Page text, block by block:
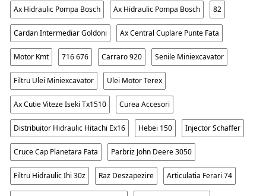
Ax Hidraulic Pompa Bosch Ax Hidraulic Pompa Bosch 82
Cardan Intermediar Goldoni Ax Central Cuplare Punte Fata
Motor Kmt 716 676 Carraro 920 Senile Miniexcavator
Filtru Ulei Miniexcavator Ulei Motor Terex
Ax Cutie Viteze Iseki Tx1510 Curea Accesori
Distribuitor Hidraulic Hitachi Ex16 Hebei 150 Injector Schaffer
Cruce Cap Planetara Fata Parbriz John Deere 3050
Filtru Hidraulic Ihi 30z Raz Deszapezire Articulatia Ferari 74